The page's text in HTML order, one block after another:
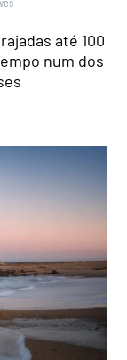
até 100
num dos